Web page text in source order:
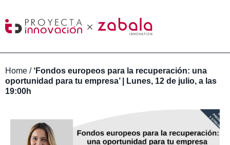
Home / ‘Fondos europeos para la recuperación: una
oportunidad para tu empresa’ | Lunes, 12 de julio, a las
19:00h